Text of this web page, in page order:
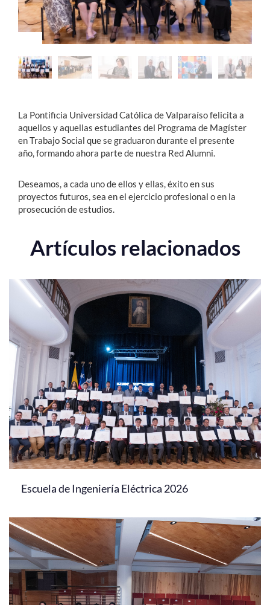
Estudiantes
Académicos
Funcionarios
English
La Pontificia Universidad Católica de Valparaíso felicita a
aquellos y aquellas estudiantes del Programa de Magíster
en Trabajo Social que se graduaron durante el presente
año,formando ahora parte de nuestra Red Alumni.
Deseamos, a cada uno de ellos y ellas, éxito en sus
proyectos futuros, sea en el ejercicio profesional o en la
prosecución de estudios.
Artículos relacionados
Escuela de Ingeniería Eléctrica 2026